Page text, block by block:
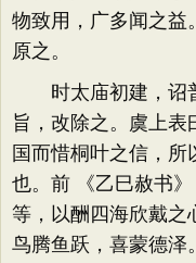
物致用，广多闻之益
原之。
时太庙初建，诏
旨，改除之。虞上表
国而惜桐叶之信，
也。前 《乙巳赦书
等，以酬四海欣戴之
鸟腾鱼跃，喜蒙德泽